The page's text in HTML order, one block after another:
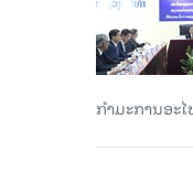
ກໍາມະການອະ